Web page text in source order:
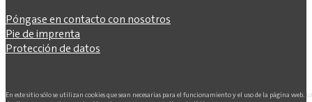
Póngase en contacto con nosotros
Pie de imprenta
Protección de datos
En este sitio sólo se utilizan cookies que sean necesarias para el funcionamiento y el uso de la página web.